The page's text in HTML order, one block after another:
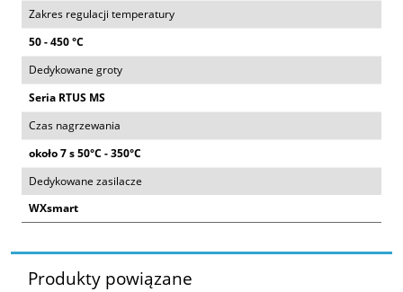
Zakres regulacji temperatury
50 - 450 °C
Dedykowane groty
Seria RTUS MS
Czas nagrzewania
około 7 s 50°C - 350°C
Dedykowane zasilacze
WXsmart
Produkty powiązane